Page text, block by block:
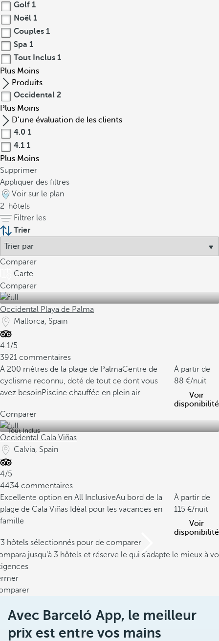
Golf 1
Noël 1
Couples 1
Spa 1
Tout Inclus 1
Plus Moins
Produits
Occidental 2
Plus Moins
D’une évaluation de les clients
4.0 1
4.1 1
Plus Moins
Supprimer
Appliquer des filtres
Voir sur le plan
2
hôtels
Filtrer les
Trier
Comparer
Carte
Comparer
Occidental Playa de Palma
Mallorca, Spain
4.1/5
3921 commentaires
À 200 mètres de la plage de PalmaCentre de
cyclisme reconnu, doté de tout ce dont vous
avez besoinPiscine chauffée en plein air
À partir de
88
/nuit
Voir
disponibilité
Comparer
Tout Inclus
Occidental Cala Viñas
Calvia, Spain
4/5
4434 commentaires
Excellente option en All InclusiveAu bord de la
plage de Cala Viñas Idéal pour les vacances en
famille
À partir de
115
/nuit
Voir
disponibilité
hôtels sélectionnés pour de comparer
jusqu’à 3 hôtels et réserve le qui s’adapte le mieux à
Avec Barceló App, le meilleur
prix est entre vos mains